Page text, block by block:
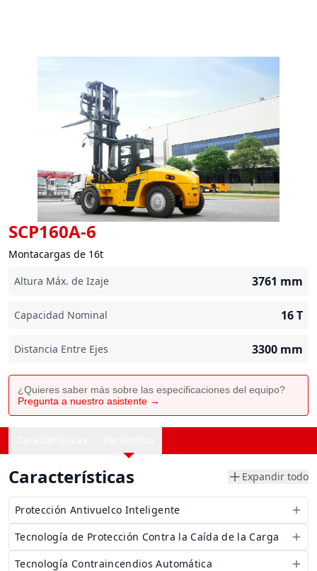
SCP160A-6
Montacargas de 16t
Altura Máx. de Izaje
3761 mm
Capacidad Nominal 16T
Distancia Entre Ejes 3300 mm
¿Quieres saber más sobre las especificaciones del equipo?
Pregunta a nuestro asistente →
Características Expandir todo
Protección Antivuelco Inteligente
Tecnología de Protección Contra la Caída de la Carga
Tecnología Contraincendios Automática